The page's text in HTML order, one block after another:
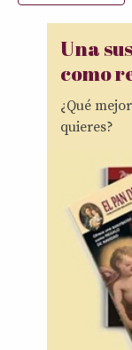
Una
como
¿Qué
quieres?